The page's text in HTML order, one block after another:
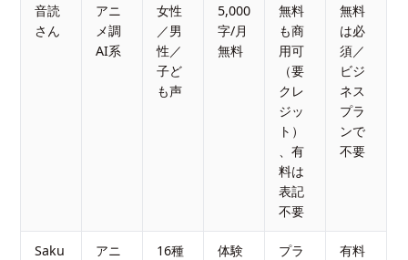
音読
さん
アニ
メ調
AI系
女性
／男
性／
子ど
も声
5,000
字/月
無料
無料
も商
用可
（要
クレ
ジッ
ト）
、有
料は
表記
不要
無料
は必
須／
ビジ
ネス
プラ
ンで
不要
Saku
アニ
16種
体験
プラ
有料